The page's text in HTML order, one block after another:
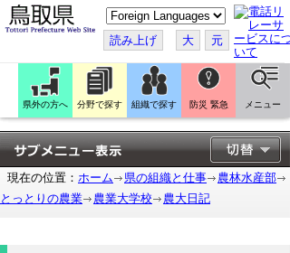
こ
の
ペ
ー
ジ
翻
訳
す
る
読み上げ 大 元
県外の方へ 分野で探す 組織で探す 防災 緊急 メニュー
現在の位置： ホーム 県の組織と仕事
農林水産部
とっとりの農業
農業大学校 農大日記